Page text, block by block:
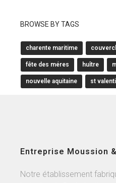
BROWSE BY TAGS
charente maritime
fête des méres huître
nouvelle aquitaine st
Entreprise Moussion
Notre établissement